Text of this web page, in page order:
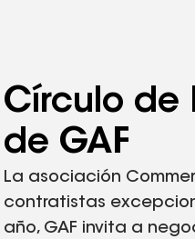
Círculo de
de GAF
La asociación
contratistas
año, GAF invita a